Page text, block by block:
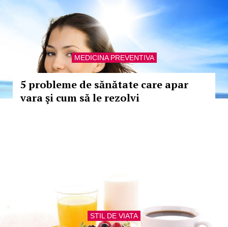
MEDICINA PREVENTIVA
5 probleme de sănătate care apar
vara şi cum să le rezolvi
STIL DE VIATA